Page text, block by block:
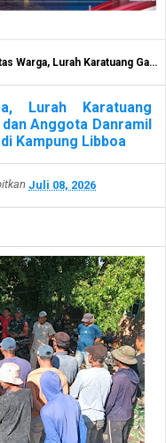
KKN Unhas dan Anggota Danramil Bantaeng Bangun Jalan Setapak di Kampung Libboa
Lurah Karatuang
Anggota Danramil
Kampung Libboa
Juli 08, 2026